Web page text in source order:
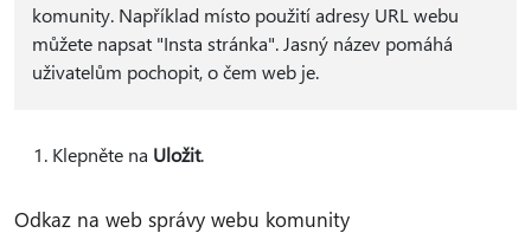
komunity. Například místo použití adresy URL webu
můžete napsat "Insta stránka". Jasný název pomáhá
uživatelům pochopit, o čem web je.
Klepněte na Uložit.
Odkaz na web správy webu komunity